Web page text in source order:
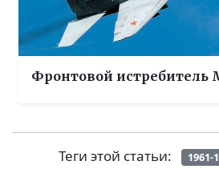
Фронтовой истребитель
Теги этой статьи: 1961-